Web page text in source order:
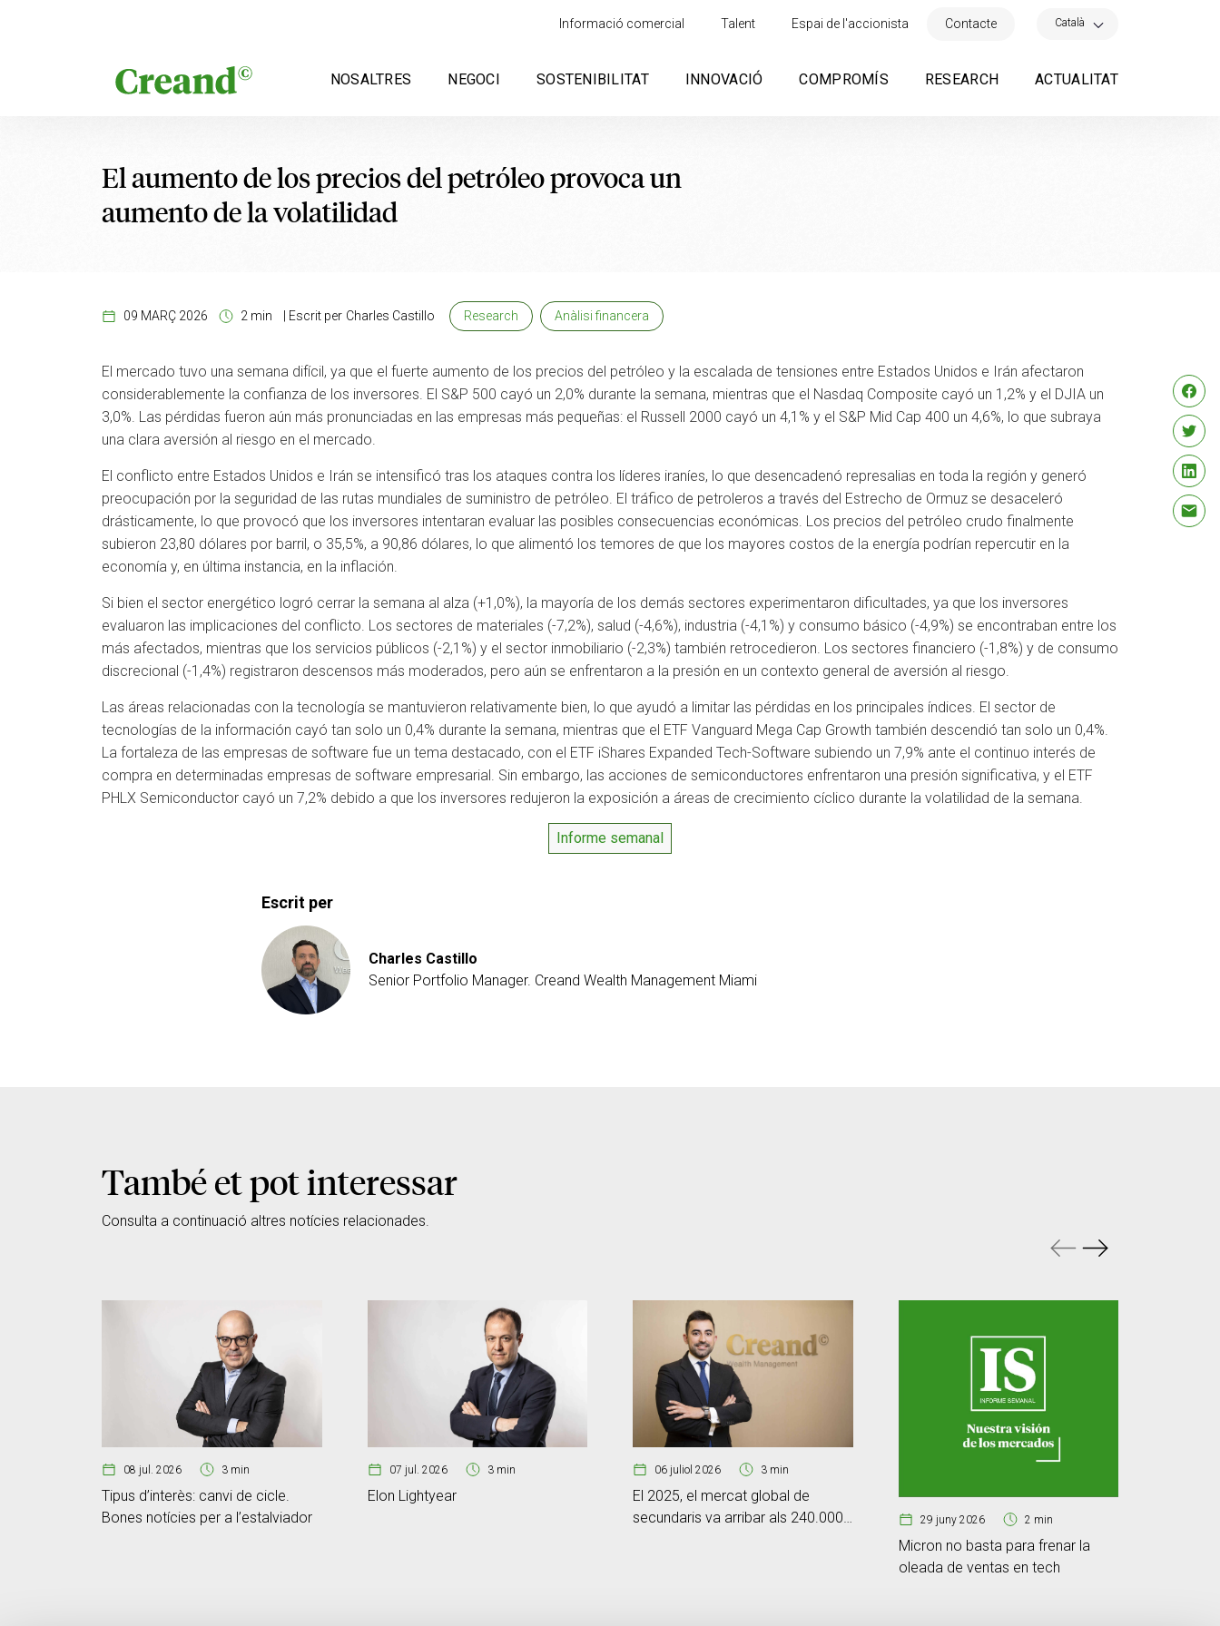
Informació comercial Talent Espai de l'accionista Contacte Català
NOSALTRES NEGOCI SOSTENIBILITAT INNOVACIÓ COMPROMÍS RESEARCH ACTUALITAT
El aumento de los precios del petróleo provoca un
aumento de la volatilidad
09 MARÇ 2026 2 min Escrit per Charles Castillo Research Anàlisi financera
El mercado tuvo una semana difícil, ya que el fuerte aumento de los precios del petróleo y la escalada de tensiones entre Estados Unidos e Irán afectaron
considerablemente la confianza de los inversores. El S&P 500 cayó un 2,0% durante la semana, mientras que el Nasdaq Composite cayó un 1,2% y el DJIA un
3,0%. Las pérdidas fueron aún más pronunciadas en las empresas más pequeñas: el Russell 2000 cayó un 4,1% y el S&P Mid Cap 400 un 4,6%, lo que subraya
una clara aversión al riesgo en el mercado.
El conflicto entre Estados Unidos e Irán se intensificó tras los ataques contra los líderes iraníes, lo que desencadenó represalias en toda la región y generó
preocupación por la seguridad de las rutas mundiales de suministro de petróleo. El tráfico de petroleros a través del Estrecho de Ormuz se desaceleró
drásticamente, lo que provocó que los inversores intentaran evaluar las posibles consecuencias económicas. Los precios del petróleo crudo finalmente
subieron 23,80 dólares por barril, o 35,5%, a 90,86 dólares, lo que alimentó los temores de que los mayores costos de la energía podrían repercutir en la
economía y, en última instancia, en la inflación.
Si bien el sector energético logró cerrar la semana al alza (+1,0%), la mayoría de los demás sectores experimentaron dificultades, ya que los inversores
evaluaron las implicaciones del conflicto. Los sectores de materiales (-7,2%), salud (-4,6%), industria (-4,1%) y consumo básico (-4,9%) se encontraban entre los
más afectados, mientras que los servicios públicos (-2,1%) y el sector inmobiliario (-2,3%) también retrocedieron. Los sectores financiero (-1,8%) y de consumo
discrecional (-1,4%) registraron descensos más moderados, pero aún se enfrentaron a la presión en un contexto general de aversión al riesgo.
Las áreas relacionadas con la tecnología se mantuvieron relativamente bien, lo que ayudó a limitar las pérdidas en los principales índices. El sector de
tecnologías de la información cayó tan solo un 0,4% durante la semana, mientras que el ETF Vanguard Mega Cap Growth también descendió tan solo un 0,4%.
La fortaleza de las empresas de software fue un tema destacado, con el ETF iShares Expanded Tech-Software subiendo un 7,9% ante el continuo interés de
compra en determinadas empresas de software empresarial. Sin embargo, las acciones de semiconductores enfrentaron una presión significativa, y el ETF
PHLX Semiconductor cayó un 7,2% debido a que los inversores redujeron la exposición a áreas de crecimiento cíclico durante la volatilidad de la semana.
Informe semanal
Escrit per
Charles Castillo
Senior Portfolio Manager. Creand Wealth Management Miami
També et pot interessar
Consulta a continuació altres notícies relacionades.
08 jul. 2026 3 min
Tipus d’interès: canvi de cicle.
Bones notícies per a l’estalviador
07 jul. 2026 3 min
Elon Lightyear
06 juliol 2026 3 min
El 2025, el mercat global de
secundaris va arribar als 240.000
29 juny 2026 2 min
Micron no basta para frenar la
oleada de ventas en tech